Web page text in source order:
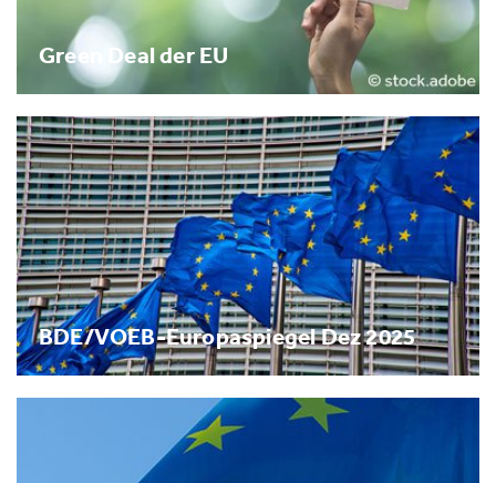
Green Deal der EU
BDE/VOEB-Europaspiegel Dez 2025